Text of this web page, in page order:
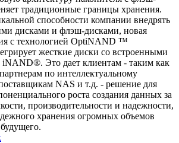
традиционные границы хранения.
способности компании внедрять
дисками и флэш-дисками, новая
с технологией OptiNAND ™
жесткие диски со встроенными
Это дает клиентам - таким как
по интеллектуальному
NAS и т.д. - решение для
роста создания данных за
производительности и надежности,
хранения огромных объемов